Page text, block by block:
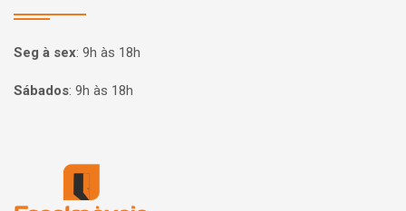
Seg à sex: 9h às 18h
Sábados: 9h às 18h